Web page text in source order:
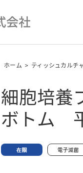
ホーム > ティッシュカルチ
細胞培
ボトム